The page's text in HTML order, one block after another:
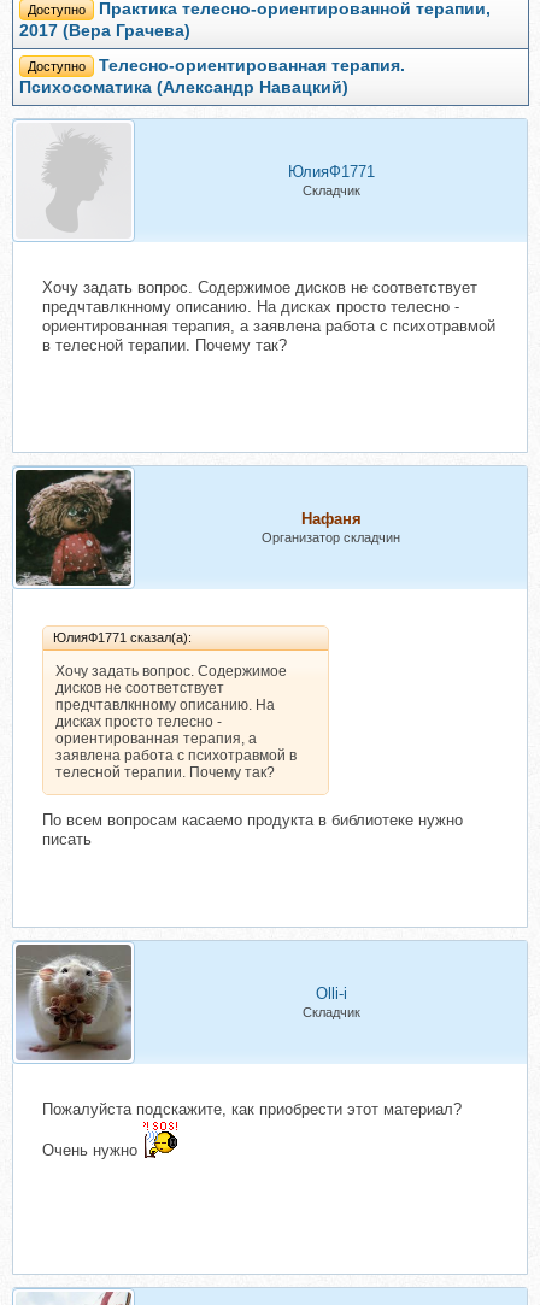
Доступно
Практика телесно-ориентированной терапии,
2017 (Вера Грачева)
Доступно
Телесно-ориентированная терапия.
Психосоматика (Александр Навацкий)
ЮлияФ1771
Складчик
Хочу задать вопрос. Содержимое дисков не соответствует
предчтавлкнному описанию. На дисках просто телесно -
ориентированная терапия, а заявлена работа с психотравмой
в телесной терапии. Почему так?
Нафаня
Организатор складчин
ЮлияФ1771 сказал(а):
Хочу задать вопрос. Содержимое
дисков не соответствует
предчтавлкнному описанию. На
дисках просто телесно -
ориентированная терапия, а
заявлена работа с психотравмой в
телесной терапии. Почему так?
По всем вопросам касаемо продукта в библиотеке нужно
писать
Olli-i
Складчик
Пожалуйста подскажите, как приобрести этот материал?
Очень нужно